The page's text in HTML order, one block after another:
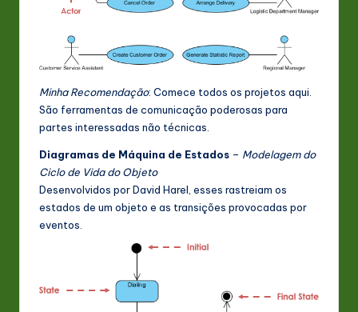
Minha Recomendação: Comece todos os projetos aqui.
São ferramentas de comunicação poderosas para
partes interessadas não técnicas.
Diagramas de Máquina de Estados – Modelagem do
Ciclo de Vida do Objeto
Desenvolvidos por David Harel, esses rastreiam os
estados de um objeto e as transições provocadas por
eventos.